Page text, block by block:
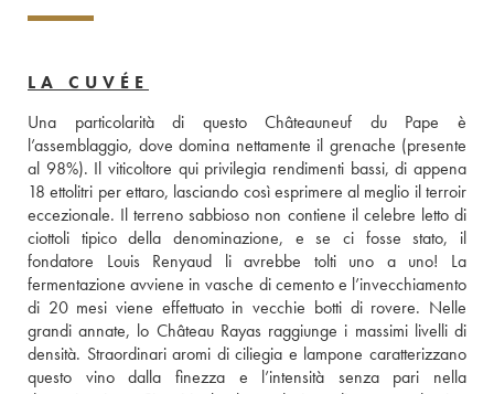
LA CUVÉE
Una particolarità di questo Châteauneuf du Pape è
l’assemblaggio, dove domina nettamente il grenache (presente
al 98%). Il viticoltore qui privilegia rendimenti bassi, di appena
18 ettolitri per ettaro, lasciando così esprimere al meglio il terroir
eccezionale. Il terreno sabbioso non contiene il celebre letto di
ciottoli tipico della denominazione, e se ci fosse stato, il
fondatore Louis Renyaud li avrebbe tolti uno a uno! La
fermentazione avviene in vasche di cemento e l’invecchiamento
di 20 mesi viene effettuato in vecchie botti di rovere. Nelle
grandi annate, lo Château Rayas raggiunge i massimi livelli di
densità. Straordinari aromi di ciliegia e lampone caratterizzano
questo vino dalla finezza e l’intensità senza pari nella